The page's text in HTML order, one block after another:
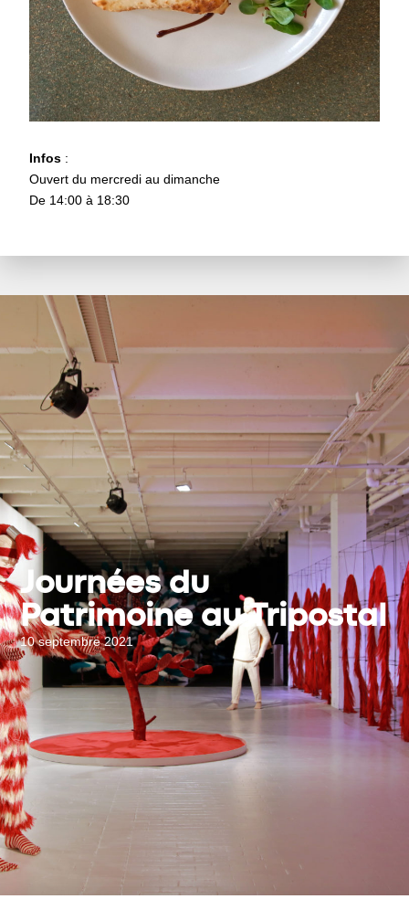
Infos :
Ouvert du mercredi au dimanche
De 14:00 à 18:30
Journées du
Patrimoine au Tripostal
10 septembre 2021